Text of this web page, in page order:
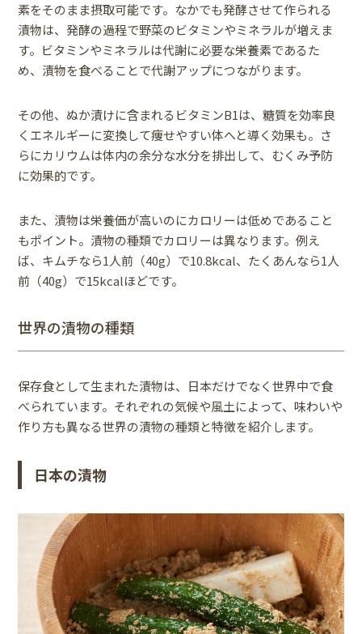
素をそのまま摂取可能です。なかでも発酵させて作られる
漬物は、発酵の過程で野菜のビタミンやミネラルが増えま
す。ビタミンやミネラルは代謝に必要な栄養素であるた
め、漬物を食べることで代謝アップにつながります。
その他、ぬか漬けに含まれるビタミンB1は、糖質を効率良
くエネルギーに変換して痩せやすい体へと導く効果も。さ
らにカリウムは体内の余分な水分を排出して、むくみ予防
に効果的です。
また、漬物は栄養価が高いのにカロリーは低めであること
もポイント。漬物の種類でカロリーは異なります。例え
ば、キムチなら1人前（40g）で10.8kcal、たくあんなら1人
前（40g）で15kcalほどです。
世界の漬物の種類
保存食として生まれた漬物は、日本だけでなく世界中で食
べられています。それぞれの気候や風土によって、味わいや
作り方も異なる世界の漬物の種類と特徴を紹介します。
日本の漬物